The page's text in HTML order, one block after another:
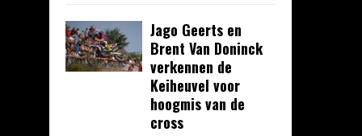
Jago Geerts en
Brent Van Doninck
verkennen de
Keiheuvel voor
hoogmis van de
cross